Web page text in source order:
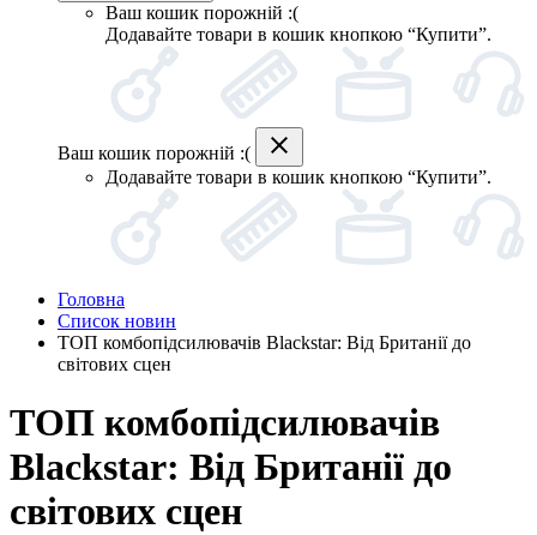
Ваш кошик порожній :(
Додавайте товари в кошик кнопкою “Купити”.
Ваш кошик порожній :(
Додавайте товари в кошик кнопкою “Купити”.
Головна
Список новин
ТОП комбопідсилювачів Blackstar: Від Британії до
світових сцен
ТОП комбопідсилювачів
Blackstar: Від Британії до
світових сцен